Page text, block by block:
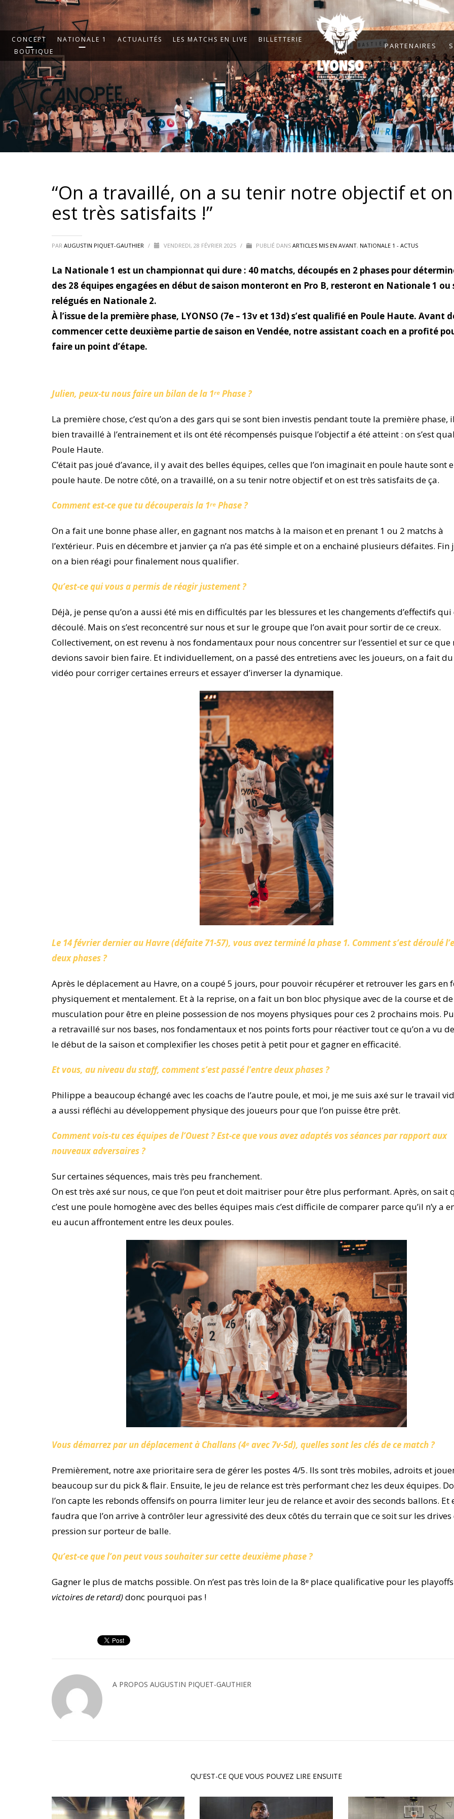
PARTENAIRES
CONCEPT NATIONALE 1 ACTUALITÉS LES MATCHS EN LIVE
BILLETTERIE
BOUTIQUE
“On a travaillé, on a su tenir notre objectif et on
est très satisfaits !”
PAR AUGUSTIN PIQUET-GAUTHIER / VENDREDI, 28 FÉVRIER 2025 / PUBLIÉ DANS ARTICLES MIS EN AVANT, NATIONALE 1 - ACTUS
La Nationale 1 est un championnat qui dure : 40 matchs, découpés en 2 phases pour
des 28 équipes engagées en début de saison monteront en Pro B, resteront en Nationale 1 ou
relégués en Nationale 2.
À l’issue de la première phase, LYONSO (7e – 13v et 13d) s’est qualifié en Poule Haute. Avant
commencer cette deuxième partie de saison en Vendée, notre assistant coach en a profité
faire un point d’étape.
Julien, peux-tu nous faire un bilan de la 1ʳᵉ Phase ?
La première chose, c’est qu’on a des gars qui se sont bien investis pendant toute la première phase,
bien travaillé à l’entrainement et ils ont été récompensés puisque l’objectif a été atteint : on s’est
Poule Haute.
C’était pas joué d’avance, il y avait des belles équipes, celles que l’on imaginait en poule haute sont
poule haute. De notre côté, on a travaillé, on a su tenir notre objectif et on est très satisfaits de ça.
Comment est-ce que tu découperais la 1ʳᵉ Phase ?
On a fait une bonne phase aller, en gagnant nos matchs à la maison et en prenant 1 ou 2 matchs à
l’extérieur. Puis en décembre et janvier ça n’a pas été simple et on a enchainé plusieurs défaites. Fin
on a bien réagi pour finalement nous qualifier.
Qu’est-ce qui vous a permis de réagir justement ?
Déjà, je pense qu’on a aussi été mis en difficultés par les blessures et les changements d’effectifs qui
découlé. Mais on s’est reconcentré sur nous et sur le groupe que l’on avait pour sortir de ce creux.
Collectivement, on est revenu à nos fondamentaux pour nous concentrer sur l’essentiel et sur ce que
devions savoir bien faire. Et individuellement, on a passé des entretiens avec les joueurs, on a fait
vidéo pour corriger certaines erreurs et essayer d’inverser la dynamique.
Le 14 février dernier au Havre (défaite 71-57), vous avez terminé la phase 1. Comment s’est déroulé
deux phases ?
Après le déplacement au Havre, on a coupé 5 jours, pour pouvoir récupérer et retrouver les gars en
physiquement et mentalement. Et à la reprise, on a fait un bon bloc physique avec de la course et
musculation pour être en pleine possession de nos moyens physiques pour ces 2 prochains mois.
a retravaillé sur nos bases, nos fondamentaux et nos points forts pour réactiver tout ce qu’on a vu
le début de la saison et complexifier les choses petit à petit pour et gagner en efficacité.
Et vous, au niveau du staff, comment s’est passé l’entre deux phases ?
Philippe a beaucoup échangé avec les coachs de l’autre poule, et moi, je me suis axé sur le travail
a aussi réfléchi au développement physique des joueurs pour que l’on puisse être prêt.
Comment vois-tu ces équipes de l’Ouest ? Est-ce que vous avez adaptés vos séances par rapport aux
nouveaux adversaires ?
Sur certaines séquences, mais très peu franchement.
On est très axé sur nous, ce que l’on peut et doit maitriser pour être plus performant. Après, on sait
c’est une poule homogène avec des belles équipes mais c’est difficile de comparer parce qu’il n’y a
eu aucun affrontement entre les deux poules.
Vous démarrez par un déplacement à Challans (4ᵉ avec 7v-5d), quelles sont les clés de ce match ?
Premièrement, notre axe prioritaire sera de gérer les postes 4/5. Ils sont très mobiles, adroits et
beaucoup sur du pick & flair. Ensuite, le jeu de relance est très performant chez les deux équipes.
l’on capte les rebonds offensifs on pourra limiter leur jeu de relance et avoir des seconds ballons. Et
faudra que l’on arrive à contrôler leur agressivité des deux côtés du terrain que ce soit sur les drives
pression sur porteur de balle.
Qu’est-ce que l’on peut vous souhaiter sur cette deuxième phase ?
Gagner le plus de matchs possible. On n’est pas très loin de la 8ᵉ place qualificative pour les playoffs
victoires de retard)donc pourquoi pas !
A PROPOS AUGUSTIN PIQUET-GAUTHIER
QU'EST-CE QUE VOUS POUVEZ LIRE ENSUITE